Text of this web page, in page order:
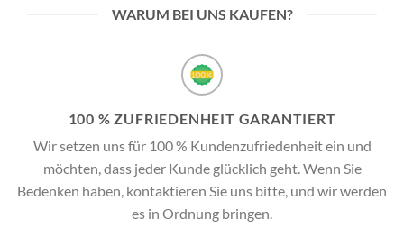
WARUM BEI UNS KAUFEN?
100 % ZUFRIEDENHEIT GARANTIERT
Wir setzen uns für 100 % Kundenzufriedenheit ein und
möchten, dass jeder Kunde glücklich geht. Wenn Sie
Bedenken haben, kontaktieren Sie uns bitte, und wir werden
es in Ordnung bringen.